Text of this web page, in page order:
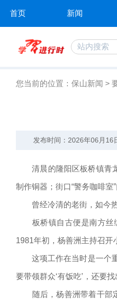
首页 新闻
您当前的位置： 保山新闻 >
发布时间：2026年06月16
清晨的隆阳区板桥镇青龙
制作铜器；街口“警务咖啡室
曾经冷清的老街，如今热
板桥镇自古便是南方丝绸
1981年初，杨善洲主持召开
这项工作在当时是一个重
要带领群众‘有饭吃’，还要找
随后，杨善洲带着干部定